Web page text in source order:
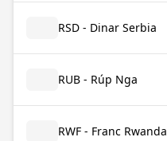
RSD - Dinar Serbia
RUB - Rúp Nga
RWF - Franc Rwanda